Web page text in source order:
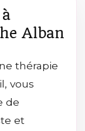
Alban
thérapie
vous
de
et